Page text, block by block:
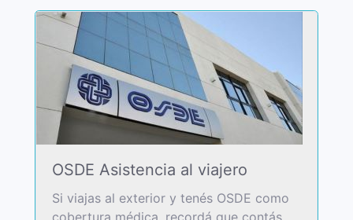
OSDE Asistencia al viajero
Si viajas al exterior y tenés OSDE como
cobertura médica, recordá que contás